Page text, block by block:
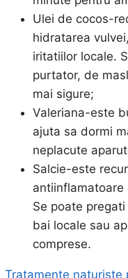
Ulei de cocos-
hidratarea
iritatiilor locale.
purtator, de
mai sigure;
Valeriana-este
ajuta sa dormi
neplacute
Salcie-este
antiinflamatoare
Se poate
bai locale sau
comprese.
Tratamente naturiste